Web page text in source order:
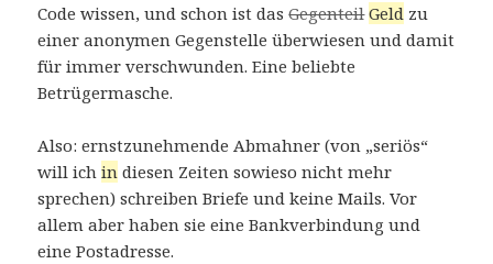
Code wissen, und schon ist dasGegenteil Geld zu
einer anonymen Gegenstelle überwiesen und damit
für immer verschwunden. Eine beliebte
Betrügermasche.
Also: ernstzunehmende Abmahner (von „seriös“
will ichin diesen Zeiten sowieso nicht mehr
sprechen) schreiben Briefe und keine Mails. Vor
allem aber haben sie eine Bankverbindung und
eine Postadresse.